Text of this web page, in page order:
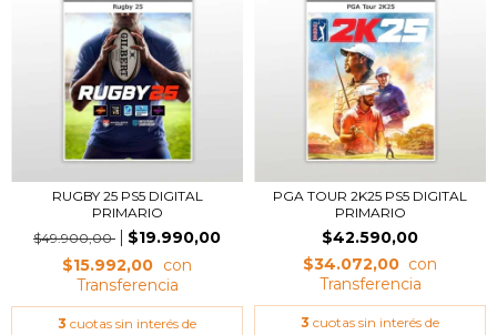
RUGBY 25 PS5 DIGITAL
PRIMARIO
$49.900,00
$19.990,00
$15.992,00
3 cuotas sin interés de
PGA TOUR 2K25 PS5 DIGITAL
PRIMARIO
$42.590,00
$34.072,00
3 cuotas sin interés de